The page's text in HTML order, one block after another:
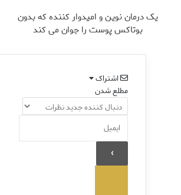
یک درمان نوین و امیدوار کننده که بدون
بوتاکس پوست را جوان می کند
اشتراک
مطلع شدن